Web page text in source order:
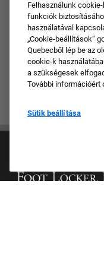
Felhasználunk
funkciók
használatával
„Cookie-beállítások”
Quebecből lép be az
cookie-k
a szükségesek
További információért
Sütik beállítása